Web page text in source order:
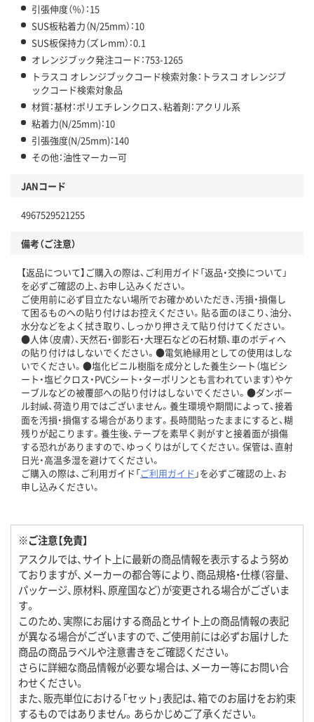
引張伸度（％）：15
SUS板粘着力（N/25mm）：10
SUS板保持力（ズレmm）：0.1
オレンジブック発注コード：753-1265
トラスコ オレンジブックコード検索対象：トラスコ オレンジブ
ックコード検索対象品
材質：基材：ポリエチレンクロス、粘着剤：アクリル系
粘着力(N/25mm)：10
引張強度(N/25mm)：140
その他：油性マーカー可
JANコード
4967529521255
備考（ご注意）
【返品について】ご購入の際は、ご利用ガイド「返品・交換について」
を必ずご確認の上、お申し込みください。
ご使用前に必ず目立たない場所でお確かめいただき、汚損・損傷し
て困るものへの貼り付けはお控えください。貼る面のほこり、油分、
水分などをよく拭き取り、しっかり押さえて貼り付けてください。
●人体（皮膚）、天然石・御影石・大理石などの石材類、車のボディへ
の貼り付けはしないでください。●電気絶縁用としての使用はしな
いでください。●塩化ビニル樹脂を成分とした養生シート（塩ビシ
ート・塩ビクロス・PVCシート・ターポリンとも言われています）やケ
ーブルなどの被覆部への貼り付けはしないでください。●ダンボー
ル封緘、荷造り用ではございません。養生環境や期間によって、接着
面を汚損・損傷する場合があります。長時間貼ったままにすると、糊
残りが起こります。養生後、テープを素早く剥がすと接着面が損傷
する恐れがありますので、ゆっくりはがしてください。保管は、直射
日光・高温多湿を避けてください。
ご購入の際は、ご利用ガイド「ご利用ガイド 」を必ずご確認の上、お
申し込みください。
※ご注意【免責】
アスクルでは、サイト上に最新の商品情報を表示するよう努め
ておりますが、メーカーの都合等により、商品規格・仕様（容量、
パッケージ、原材料、原産国など）が変更される場合がございま
す。
このため、実際にお届けする商品とサイト上の商品情報の表記
が異なる場合がございますので、ご使用前には必ずお届けした
商品の商品ラベルや注意書きをご確認ください。
さらに詳細な商品情報が必要な場合は、メーカー等にお問い合
わせください。
また、販売単位における「セット」表記は、箱でのお届けをお約束
するものではありません。あらかじめご了承ください。